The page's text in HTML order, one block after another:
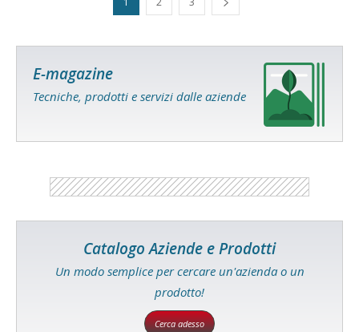
E-magazine
Tecniche, prodotti e servizi dalle aziende
Catalogo Aziende e Prodotti
Un modo semplice per cercare un'azienda o un
prodotto!
Cerca adesso